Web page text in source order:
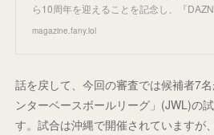
ら10周年を迎えることを記念し、『
magazine.fany.lol
話を戻して、今回の審査では候補者7
ンターベースボールリーグ」(JWL)の
す。試合は沖縄で開催されていますが